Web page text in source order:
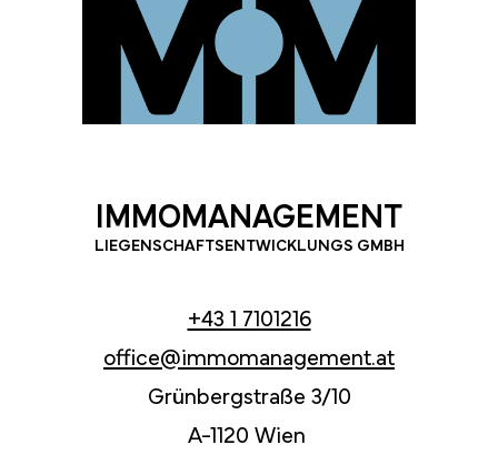
IMMOMANAGEMENT
LIEGENSCHAFTSENTWICKLUNGS GMBH
+43 1 7101216
office@immomanagement.at
Grünbergstraße 3/10
A-1120 Wien